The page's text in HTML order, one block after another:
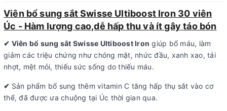
Viên bổ sung sắt Swisse Ultiboost Iron 30 viên
Úc - Hàm lượng cao,dễ hấp thu và ít gây táo bón
✔ Viên bổ sung sắt Swisse Ultiboost Iron giúp bổ máu, làm
giảm các triệu chứng như chóng mặt, nhức đầu, xanh xao, tái
nhợt, mệt mỏi, thiếu sức sống do thiếu máu.
✔ Sản phẩm bổ sung thêm vitamin C tăng hấp thụ sắt vào cơ
thể, đã được ưa chuộng tại Úc thời gian qua.